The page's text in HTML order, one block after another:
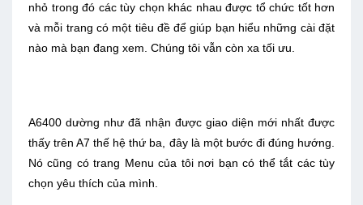
nhỏ trong đó các tùy chọn khác nhau được tổ chức tốt hơn
và mỗi trang có một tiêu đề để giúp bạn hiểu những cài đặt
nào mà bạn đang xem. Chúng tôi vẫn còn xa tối ưu.
A6400 dường như đã nhận được giao diện mới nhất được
thấy trên A7 thế hệ thứ ba, đây là một bước đi đúng hướng.
Nó cũng có trang Menu của tôi nơi bạn có thể tắt các tùy
chọn yêu thích của mình.